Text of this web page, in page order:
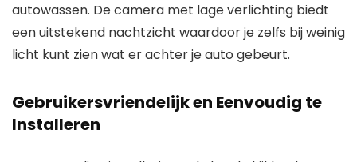
autowassen. De camera met lage verlichting biedt
een uitstekend nachtzicht waardoor je zelfs bij weinig
licht kunt zien wat er achter je auto gebeurt.
Gebruikersvriendelijk en Eenvoudig te
Installeren